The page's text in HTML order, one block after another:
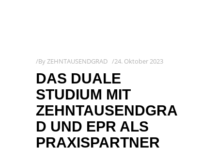
ByZEHNTAUSENDGRAD 24. Oktober 2023
DAS DUALE
STUDIUM MIT
ZEHNTAUSENDGRA
D UND EPR ALS
PRAXISPARTNER